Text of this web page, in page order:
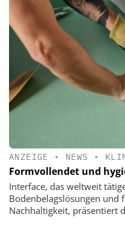
ANZEIGE • NEWS •
Formvollendet und
Interface, das weltweit
Bodenbelagslösungen und
Nachhaltigkeit, präsentiert